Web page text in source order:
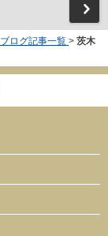
ブログ記事一覧 > 茨木